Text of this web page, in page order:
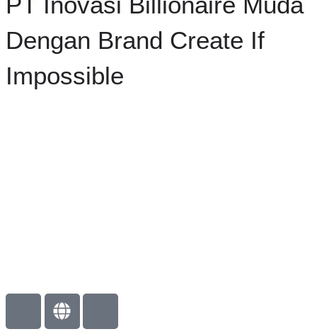
Dengan Brand Create If
Impossible